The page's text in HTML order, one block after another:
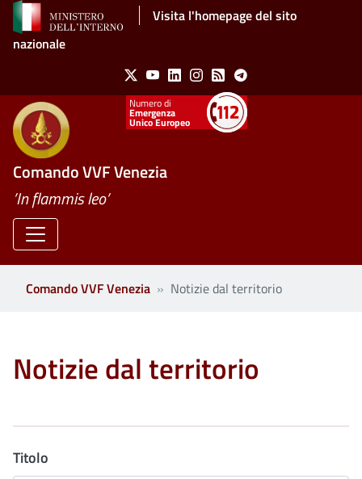
Salta al contenuto principaleVisita l'homepage del sito
nazionale
Social Menu
X YoutubeLinkedinInstagram
Feed Telegram
Emergenza
Unico Europeo
Comando VVF Venezia
’In flammis leo’
Comando VVF Venezia Notizie dal territorio
Notizie dal territorio
Titolo